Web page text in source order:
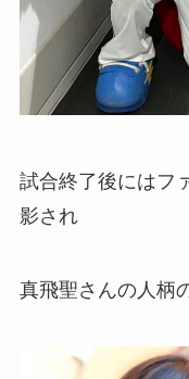
試合終了後にはフ
影され
真飛聖さんの人柄